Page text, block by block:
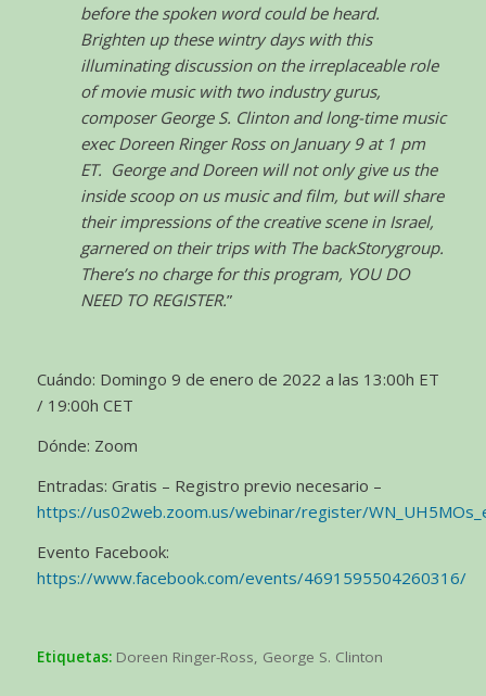
before the spoken word could be heard.
Brighten up these wintry days with this
illuminating discussion on the irreplaceable role
of movie music with two industry gurus,
composer George S. Clinton and long-time music
exec Doreen Ringer Ross on January 9 at 1 pm
ET. George and Doreen will not only give us the
inside scoop on us music and film, but will share
their impressions of the creative scene in Israel,
garnered on their trips with The backStorygroup.
There’s no charge for this program, YOU DO
NEED TO REGISTER.”
Cuándo: Domingo 9 de enero de 2022 a las 13:00h ET
/ 19:00h CET
Dónde: Zoom
Entradas: Gratis – Registro previo necesario –
https://us02web.zoom.us/webinar/register/
Evento Facebook:
https://www.facebook.com/events/4691595504260316/
Etiquetas: Doreen Ringer-Ross, George S. Clinton